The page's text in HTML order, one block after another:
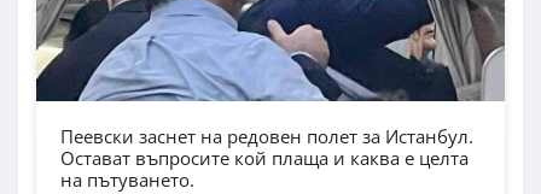
Пеевски заснет на редовен полет за Истанбул.
Остават въпросите кой плаща и каква е целта
на пътуването.